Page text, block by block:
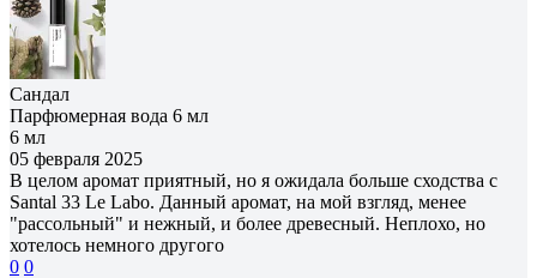
Сандал
Парфюмерная вода 6 мл
6 мл
05 февраля 2025
В целом аромат приятный, но я ожидала больше сходства с
Santal 33 Le Labo. Данный аромат, на мой взгляд, менее
"рассольный" и нежный, и более древесный. Неплохо, но
хотелось немного другого
0 0